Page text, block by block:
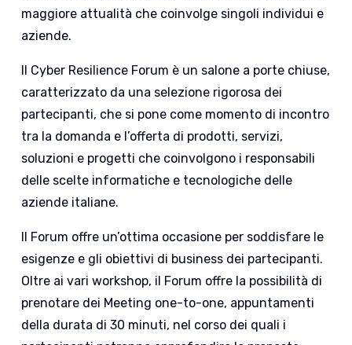
maggiore attualità che coinvolge singoli individui e
aziende.
Il Cyber Resilience Forum è un salone a porte chiuse,
caratterizzato da una selezione rigorosa dei
partecipanti, che si pone come momento di incontro
tra la domanda e l’offerta di prodotti, servizi,
soluzioni e progetti che coinvolgono i responsabili
delle scelte informatiche e tecnologiche delle
aziende italiane.
Il Forum offre un’ottima occasione per soddisfare le
esigenze e gli obiettivi di business dei partecipanti.
Oltre ai vari workshop, il Forum offre la possibilità di
prenotare dei Meeting one-to-one, appuntamenti
della durata di 30 minuti, nel corso dei quali i